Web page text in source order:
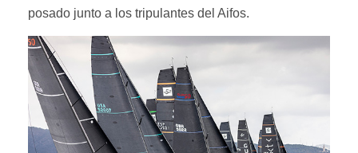
posado junto a los tripulantes del Aifos.